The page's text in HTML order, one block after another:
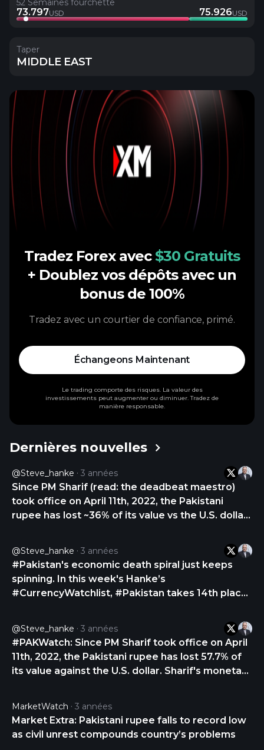
52 Semaines fourchette
73.797USD 75.926USD
Taper
MIDDLE EAST
Dernières nouvelles
@steve_hanke 3 années
Since PM Sharif (read: the deadbeat maestro)
took office on April 11th, 2022, the Pakistani
rupee has lost ~36% of its value vs the U.S. dollar.
CURRENCY and caused the PAK economy to
BLEED TO DEATH. https://t.co/ODUCrt7eKC
@steve_hanke 3 années
#Pakistan's economic death spiral just keeps
spinning. In this week's Hanke’s
#CurrencyWatchlist, #Pakistan takes 14th place.
https://t.co/d5mqmev9iE
@steve_hanke 3 années
#PAKWatch: Since PM Sharif took office on April
11th, 2022, the Pakistani rupee has lost 57.7% of
its value against the U.S. dollar. Sharif's monetary
https://t.co/bOzkvU78VH
MarketWatch 3 années
Market Extra: Pakistani rupee falls to record low
as civil unrest compounds country’s problems
Tradez Forex avec $30 Gratuits
+ Doublez vos dépôts avec un
bonus de 100%
Tradez avec un courtier de confiance, primé.
Échangeons Maintenant
Le trading comporte des risques. La valeur des
investissements peut augmenter ou diminuer. Tradez de
manière responsable.